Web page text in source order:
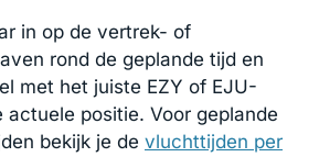
in op de vertrek- of
rond de geplande tijd en
met het juiste EZY of EJU-
actuele positie. Voor geplande
bekijk je de vluchttijden per